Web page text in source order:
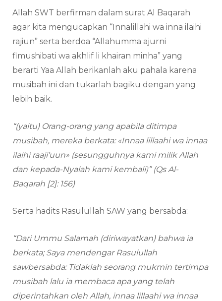
Allah SWT berfirman dalam surat Al Baqarah
agar kita mengucapkan “Innalillahi wa inna ilaihi
rajiun” serta berdoa “Allahumma ajurni
fimushibati wa akhlif li khairan minha” yang
berarti Yaa Allah berikanlah aku pahala karena
musibah ini dan tukarlah bagiku dengan yang
lebih baik.
“(yaitu) Orang-orang yang apabila ditimpa
musibah, mereka berkata: «Innaa lillaahi wa innaa
ilaihi raaji’uun» (sesungguhnya kami milik Allah
dan kepada-Nyalah kami kembali)”(Qs Al-
Baqarah [2]: 156)
Serta hadits Rasulullah SAW yang bersabda:
“Dari Ummu Salamah (diriwayatkan) bahwa ia
berkata; Saya mendengar Rasulullah
sawbersabda: Tidaklah seorang mukmin tertimpa
musibah lalu ia membaca apa yang telah
diperintahkan oleh Allah, innaa lillaahi wa innaa